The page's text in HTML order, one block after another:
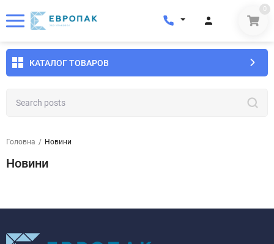
0
КАТАЛОГ ТОВАРОВ
Головна / Новини
Новини